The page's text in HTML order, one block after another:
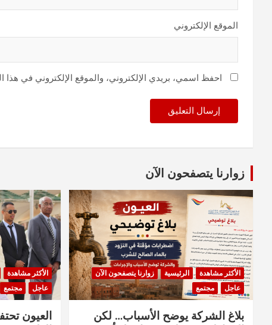
الموقع الإلكتروني
احفظ اسمي، بريدي الإلكتروني، والموقع الإلكتروني في هذا
زوارنا يتصفحون الآن
الأكثر مشاهدة الرئيسية
زوارنا يتصفحون الآن
عاجل
مجتمع
بلاغ الشركة يوضح الأسباب… لكن
الأكثر مشاهدة
عاجل
مجتمع
العيون